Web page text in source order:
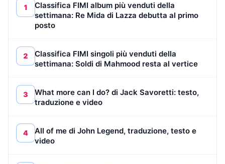
1
Classifica FIMI album più venduti della
settimana: Re Mida di Lazza debutta al primo
posto
2
Classifica FIMI singoli più venduti della
settimana: Soldi di Mahmood resta al vertice
3
What more can I do? di Jack Savoretti: testo,
traduzione e video
4
All of me di John Legend, traduzione, testo e
video